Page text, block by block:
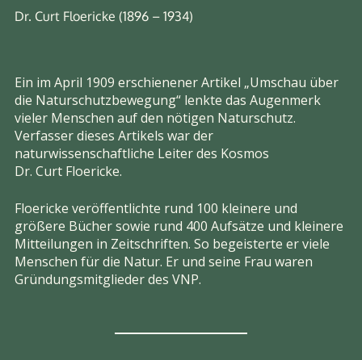
Dr. Curt Floericke (1896 – 1934)
Ein im April 1909 erschienener Artikel „Umschau über
die Naturschutzbewegung“ lenkte das Augenmerk
vieler Menschen auf den nötigen Naturschutz.
Verfasser dieses Artikels war der
naturwissenschaftliche Leiter des Kosmos
Dr. Curt Floericke.
Floericke veröffentlichte rund 100 kleinere und
größere Bücher sowie rund 400 Aufsätze und kleinere
Mitteilungen in Zeitschriften. So begeisterte er viele
Menschen für die Natur. Er und seine Frau waren
Gründungsmitglieder des VNP.